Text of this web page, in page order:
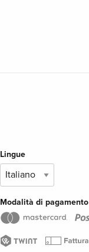
Lingue
Modalità di pagamento